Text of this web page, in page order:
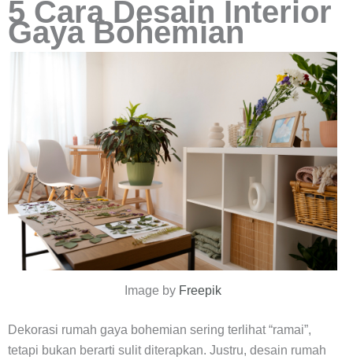
5 Cara Desain Interior
Gaya Bohemian
Image by Freepik
Dekorasi rumah gaya bohemian sering terlihat “ramai”,
tetapi bukan berarti sulit diterapkan. Justru, desain rumah